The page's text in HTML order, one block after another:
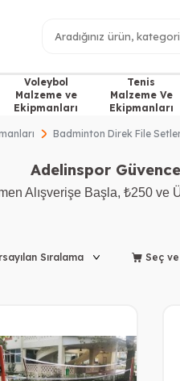
Voleybol
Malzeme ve
Ekipmanları
Tenis
Malzeme Ve
Ekipmanları
Badminton Direk File
Adelinspor
Alışverişe Başla, ₺250 ve
Seç